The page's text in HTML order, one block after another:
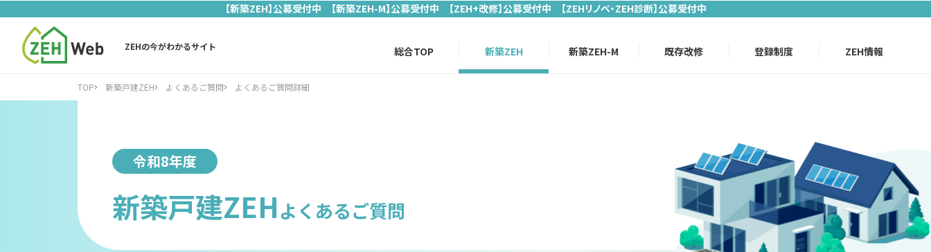
【新築ZEH】公募受付中 【新築ZEH-M】公募受付中 【ZEH+改修】公募受付中 【ZEHリノベ・ZEH診断】公募受付中
ZEHの今がわかるサイト 総合TOP 新築ZEH 新築ZEH-M 既存改修 登録制度 ZEH情報
TOP 新築戸建ZEH よくあるご質問 よくあるご質問詳細
令和8年度
新築戸建ZEHよくあるご質問